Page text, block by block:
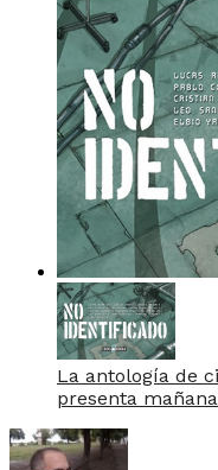
La antología de
presenta